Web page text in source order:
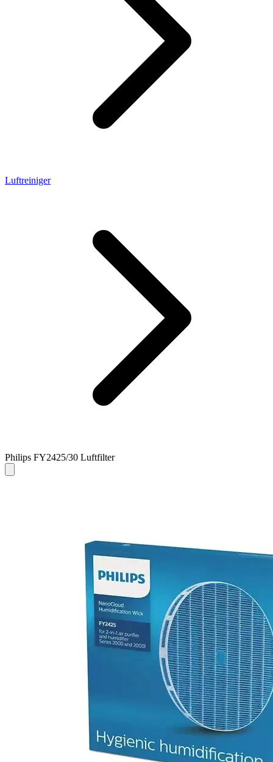
Luftreiniger
Philips FY2425/30 Luftfilter